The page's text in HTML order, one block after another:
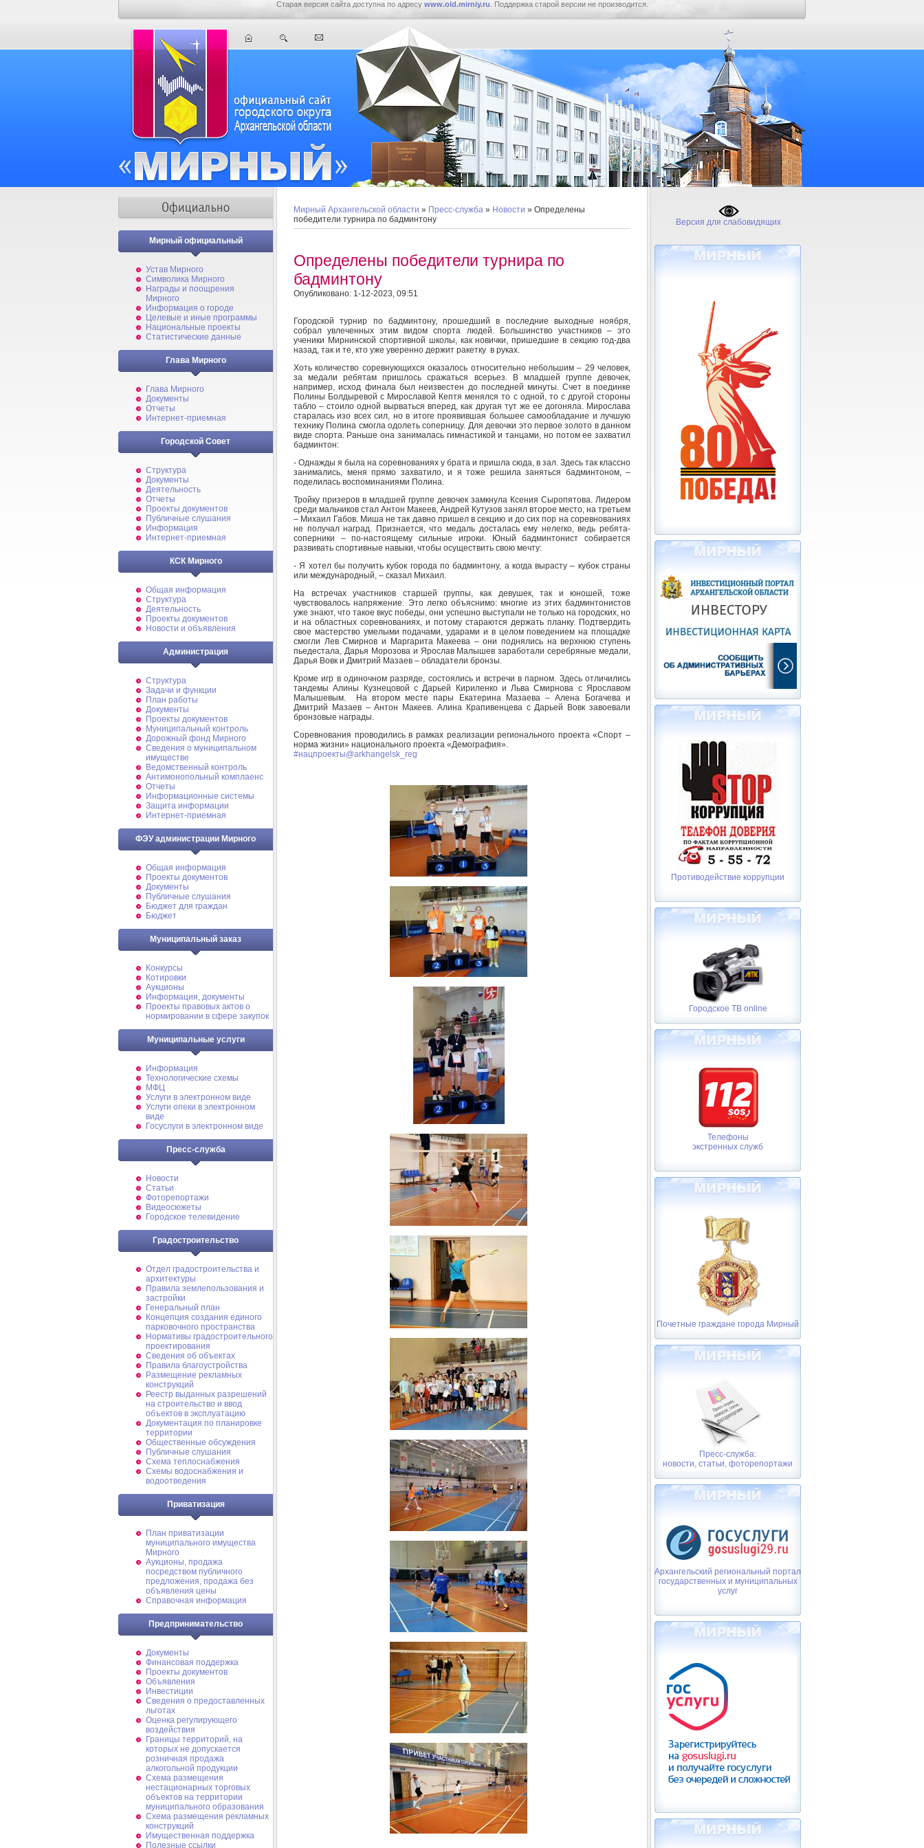
Старая версия сайта доступна по адресу www.old.mirniy.ru . Поддержка старой версии не производится.
Мирный официальный
Устав Мирного
Символика Мирного
Награды и поощрения
Мирного
Информация о городе
Целевые и иные программы
Национальные проекты
Статистические данные
Глава Мирного
Глава Мирного
Документы
Отчеты
Интернет-приемная
Городской Совет
Структура
Документы
Деятельность
Отчеты
Проекты документов
Публичные слушания
Информация
Интернет-приемная
КСК Мирного
Общая информация
Структура
Деятельность
Проекты документов
Новости и объявления
Администрация
Структура
Задачи и функции
План работы
Документы
Проекты документов
Муниципальный контроль
Дорожный фонд Мирного
Cведения о муниципальном
имуществе
Ведомственный контроль
Антимонопольный комплаенс
Отчеты
Информационные системы
Защита информации
Интернет-приемная
ФЭУ администрации Мирного
Общая информация
Проекты документов
Документы
Публичные слушания
Бюджет для граждан
Бюджет
Муниципальный заказ
Конкурсы
Котировки
Аукционы
Информация, документы
Проекты правовых актов о
нормировании в сфере закупок
Муниципальные услуги
Информация
Технологические схемы
МФЦ
Услуги в электронном виде
Услуги опеки в электронном
виде
Госуслуги в электронном виде
Пресс-служба
Новости
Статьи
Фоторепортажи
Видеосюжеты
Городское телевидение
Градостроительство
Отдел градостроительства и
архитектуры
Правила землепользования и
застройки
Генеральный план
Концепция создания единого
парковочного пространства
Нормативы градостроительного
проектирования
Сведения об объектах
Правила благоустройства
Размещение рекламных
конструкций
Реестр выданных разрешений
на строительство и ввод
объектов в эксплуатацию
Документация по планировке
территории
Общественные обсуждения
Публичные слушания
Схема теплоснабжения
Схемы водоснабжения и
водоотведения
Приватизация
План приватизации
муниципального имущества
Мирного
Аукционы, продажа
посредством публичного
предложения, продажа без
объявления цены
Справочная информация
Предпринимательство
Документы
Финансовая поддержка
Проекты документов
Объявления
Инвестиции
Сведения о предоставленных
льготах
Оценка регулирующего
воздействия
Границы территорий, на
которых не допускается
розничная продажа
алкогольной продукции
Схема размещения
нестационарных торговых
объектов на территории
муниципального образования
Схема размещения рекламных
конструкций
Имущественная поддержка
Полезные ссылки
Мирный Архангельской области » Пресс-служба » Новости » Определены
победители турнира по бадминтону
Определены победители турнира по
бадминтону
Опубликовано: 1-12-2023, 09:51
Городской турнир по бадминтону, прошедший в последние выходные ноября,
собрал увлеченных этим видом спорта людей. Большинство участников – это
ученики Мирнинской спортивной школы, как новички, пришедшие в секцию год-два
назад, так и те, кто уже уверенно держит ракетку в руках.
Хоть количество соревнующихся оказалось относительно небольшим – 29 человек,
за медали ребятам пришлось сражаться всерьез. В младшей группе девочек,
например, исход финала был неизвестен до последней минуты. Счет в поединке
Полины Болдыревой с Мирославой Кептя менялся то с одной, то с другой стороны
табло – стоило одной вырваться вперед, как другая тут же ее догоняла. Мирослава
старалась изо всех сил, но в итоге проявившая большее самообладание и лучшую
технику Полина смогла одолеть соперницу. Для девочки это первое золото в данном
виде спорта. Раньше она занималась гимнастикой и танцами, но потом ее захватил
бадминтон:
- Однажды я была на соревнованиях у брата и пришла сюда, в зал. Здесь так классно
занимались, меня прямо захватило, и я тоже решила заняться бадминтоном, –
поделилась воспоминаниями Полина.
Тройку призеров в младшей группе девочек замкнула Ксения Сыропятова. Лидером
среди мальчиков стал Антон Макеев, Андрей Кутузов занял второе место, на третьем
– Михаил Габов. Миша не так давно пришел в секцию и до сих пор на соревнованиях
не получал наград. Признается, что медаль досталась ему нелегко, ведь ребята-
соперники – по-настоящему сильные игроки. Юный бадминтонист собирается
развивать спортивные навыки, чтобы осуществить свою мечту:
- Я хотел бы получить кубок города по бадминтону, а когда вырасту – кубок страны
или международный, – сказал Михаил.
На встречах участников старшей группы, как девушек, так и юношей, тоже
чувствовалось напряжение. Это легко объяснимо: многие из этих бадминтонистов
уже знают, что такое вкус победы, они успешно выступали не только на городских, но
и на областных соревнованиях, и потому стараются держать планку. Подтвердить
свое мастерство умелыми подачами, ударами и в целом поведением на площадке
смогли Лев Смирнов и Маргарита Макеева – они поднялись на верхнюю ступень
пьедестала, Дарья Морозова и Ярослав Малышев заработали серебряные медали,
Дарья Вовк и Дмитрий Мазаев – обладатели бронзы.
Кроме игр в одиночном разряде, состоялись и встречи в парном. Здесь отличились
тандемы Алины Кузнецовой с Дарьей Кириленко и Льва Смирнова с Ярославом
Малышевым. На втором месте пары Екатерина Мазаева – Алена Богачева и
Дмитрий Мазаев – Антон Макеев. Алина Крапивенцева с Дарьей Вовк завоевали
бронзовые награды.
Соревнования проводились в рамках реализации регионального проекта «Спорт –
норма жизни» национального проекта «Демография».
#нацпроекты@arkhangelsk_reg
Версия для слабовидящих
Противодействие коррупции
Городское ТВ online
Телефоны
экстренных служб
Почетные граждане города Мирный
Пресс-служба:
новости, статьи, фоторепортажи
Архангельский региональный портал
государственных и муниципальных
услуг